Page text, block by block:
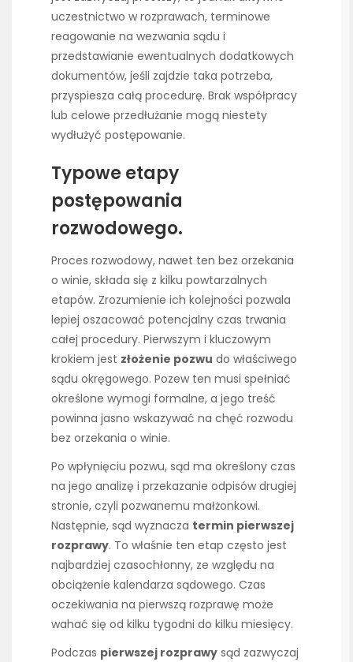
uczestnictwo w rozprawach, terminowe
reagowanie na wezwania sądu i
przedstawianie ewentualnych dodatkowych
dokumentów, jeśli zajdzie taka potrzeba,
przyspiesza całą procedurę. Brak współpracy
lub celowe przedłużanie mogą niestety
wydłużyć postępowanie.
Typowe etapy
postępowania
rozwodowego.
Proces rozwodowy, nawet ten bez orzekania
o winie, składa się z kilku powtarzalnych
etapów. Zrozumienie ich kolejności pozwala
lepiej oszacować potencjalny czas trwania
całej procedury. Pierwszym i kluczowym
krokiem jest złożenie pozwu do właściwego
sądu okręgowego. Pozew ten musi spełniać
określone wymogi formalne, a jego treść
powinna jasno wskazywać na chęć rozwodu
bez orzekania o winie.
Po wpłynięciu pozwu, sąd ma określony czas
na jego analizę i przekazanie odpisów drugiej
stronie, czyli pozwanemu małżonkowi.
Następnie, sąd wyznacza termin pierwszej
rozprawy. To właśnie ten etap często jest
najbardziej czasochłonny, ze względu na
obciążenie kalendarza sądowego. Czas
oczekiwania na pierwszą rozprawę może
wahać się od kilku tygodni do kilku miesięcy.
Podczas pierwszej rozprawy sąd zazwyczaj